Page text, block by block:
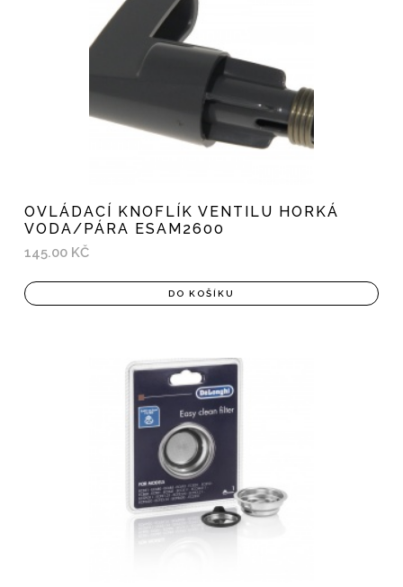
OVLÁDACÍ KNOFLÍK VENTILU HORKÁ
VODA/PÁRA ESAM2600
145.00 KČ
DO KOŠÍKU